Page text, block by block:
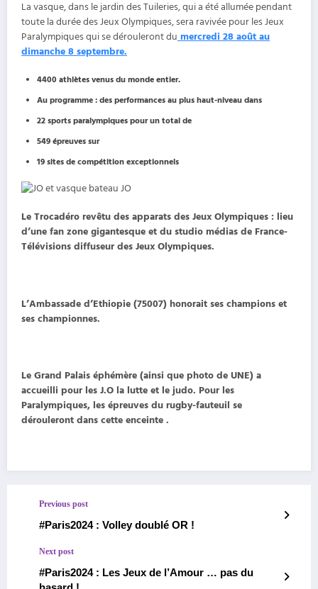
La vasque, dans le jardin des Tuileries, qui a été allumée pendant
toute la durée des Jeux Olympiques, sera ravivée pour les Jeux
Paralympiques qui se dérouleront du mercredi 28 août au
dimanche 8 septembre.
4400 athlètes venus du monde entier.
Au programme : des performances au plus haut-niveau dans
22 sports paralympiques pour un total de
549 épreuves sur
19 sites de compétition exceptionnels
Le Trocadéro revêtu des apparats des Jeux Olympiques : lieu
d’une fan zone gigantesque et du studio médias de France-
Télévisions diffuseur des Jeux Olympiques.
L’Ambassade d’Ethiopie (75007) honorait ses champions et
ses championnes.
Le Grand Palais éphémère (ainsi que photo de UNE) a
accueilli pour les J.O la lutte et le judo. Pour les
Paralympiques, les épreuves du rugby-fauteuil se
dérouleront dans cette enceinte .
Previous post
#Paris2024 : Volley doublé OR !
Next post
#Paris2024 : Les Jeux de l’Amour … pas du